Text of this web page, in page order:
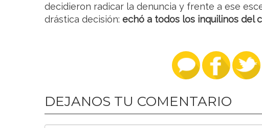
decidieron radicar la denuncia y frente a ese
drástica decisión: echó a todos los inquilinos del
DEJANOS TU COMENTARIO